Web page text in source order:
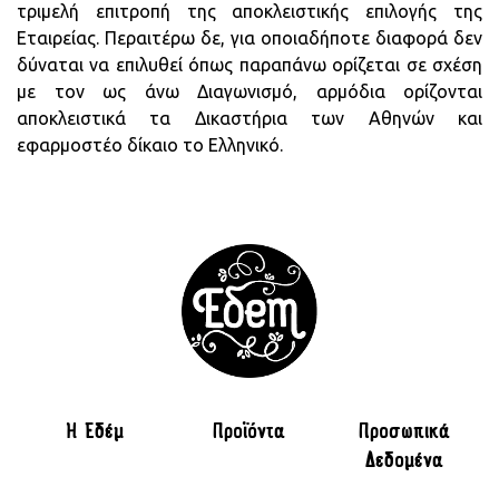
τριμελή επιτροπή της αποκλειστικής επιλογής της
Εταιρείας. Περαιτέρω δε, για οποιαδήποτε διαφορά δεν
δύναται να επιλυθεί όπως παραπάνω ορίζεται σε σχέση
με τον ως άνω Διαγωνισμό, αρμόδια ορίζονται
αποκλειστικά τα Δικαστήρια των Αθηνών και
εφαρμοστέο δίκαιο το Ελληνικό.
H Εδέμ Προϊόντα
Προσωπικά
Δεδομένα